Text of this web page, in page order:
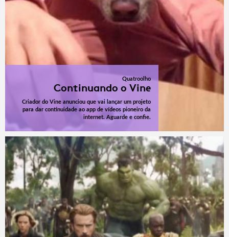
Quatroolho
Continuando o Vine
Criador do Vine anunciou que vai lançar um projeto
para dar continuidade ao app de vídeos pioneiro da
internet. Aguarde e confie.